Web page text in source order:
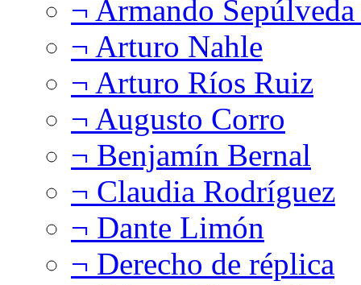
¬ Armando
¬ Arturo Nahle
¬ Arturo Ríos Ruiz
¬ Augusto Corro
¬ Benjamín Bernal
¬ Claudia Rodríguez
¬ Dante Limón
¬ Derecho de réplica